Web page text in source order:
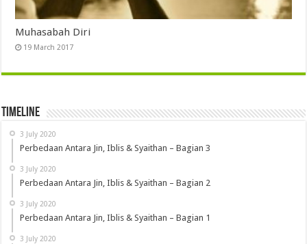
Muhasabah Diri
19 March 2017
Timeline
3 July 2020
Perbedaan Antara Jin, Iblis & Syaithan – Bagian 3
3 July 2020
Perbedaan Antara Jin, Iblis & Syaithan – Bagian 2
3 July 2020
Perbedaan Antara Jin, Iblis & Syaithan – Bagian 1
3 July 2020